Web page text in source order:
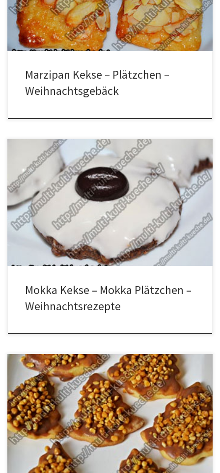
wickeln und für Mindestens 1 Stunde in den Kühlschrank stellen.
[…]
Marzipan Kekse – Plätzchen –
Weihnachtsgebäck
Zutaten für Mokka Kekse / Mokka Plätzchen 1 Ei1 Eigelb20g
Kaffee50g gemahlene Haselnüsse50g gemahlene Walnüsse100g
brauner Zucker140g Mehl1/2 Pack. Backpulver60g Butter1 Pack.
VanillezuckerVanille GlasurSchoko Mokkabohnen Zubereitung für
Mokka Kekse / Mokka Plätzchen Alle Zutaten außer Moccabohnen
und Glasur in eine Schüssel geben und daraus einen Teig
herstellen. Nun den Teig […]
Mokka Kekse – Mokka Plätzchen –
Weihnachtsrezepte
Zutaten für Nuss Bäumchen Kekse – Weihnachtsgebäck Für den
Teig380g Mehl130g Puderzucker1 Eigelb250g Butter Für die
Deko150g Karamellisierte gehackte Erdnüsse150g Haselnussglasur
Zubereitung Alle Zutaten für den Teig in eine Schüssel geben und
vermischen. Den Teig in Frischhaltefolie wickeln und für 2 Stunden
in den Kühlschrank legen. Nach der Kühlzeit den […]